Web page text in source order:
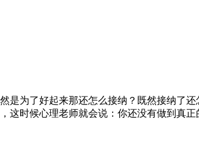
为了好起来那还怎么接纳？既然接纳了
这时候心理老师就会说：你还没有做到真